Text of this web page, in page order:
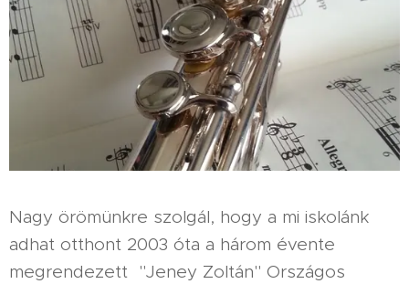
Nagy örömünkre szolgál, hogy a mi iskolánk
adhat otthont 2003 óta a három évente
megrendezett "Jeney Zoltán" Országos